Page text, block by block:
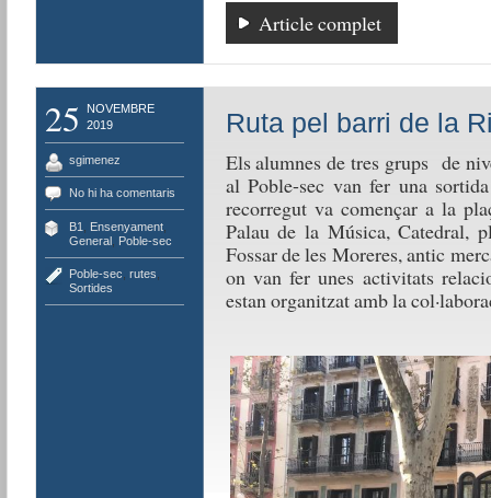
Article complet
25
NOVEMBRE
2019
sgimenez
No hi ha comentaris
B1 Ensenyament,
General, Poble-sec
Poble-sec rutes
Sortides
Ruta pel barri de la
Els alumnes de tres grups de
al Poble-sec van fer una
recorregut va començar a la
Palau de la Música, Catedral,
Fossar de les Moreres, antic
on van fer unes activitats
estan organitzat amb la